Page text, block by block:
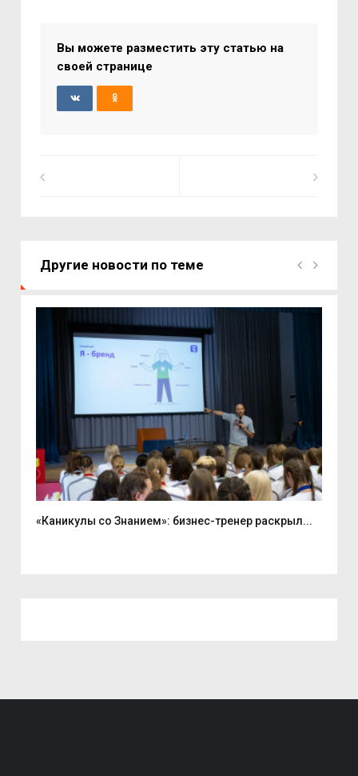
Вы можете разместить эту статью на
своей странице
Другие новости по теме
«Каникулы со Знанием»: бизнес-тренер раскрыл...